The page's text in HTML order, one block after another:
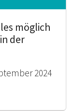
möglich
der
2024